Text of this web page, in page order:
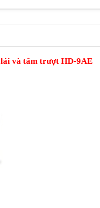
và tấm trượt HD-9AE